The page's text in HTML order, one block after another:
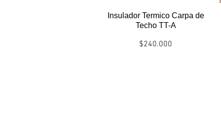
Insulador Termico Carpa de
Techo TT-A
Precio
$240.000